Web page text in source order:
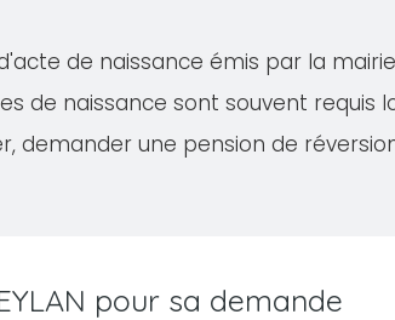
de naissance émis par la mairie
de naissance sont souvent
demander une pension de
pour sa demande